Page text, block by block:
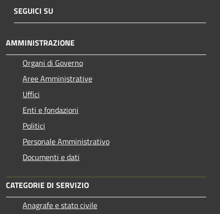
SEGUICI SU
AMMINISTRAZIONE
Organi di Governo
Aree Amministrative
Uffici
Enti e fondazioni
Politici
Personale Amministrativo
Documenti e dati
CATEGORIE DI SERVIZIO
Anagrafe e stato civile